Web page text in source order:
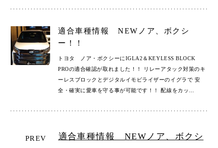
適合車種情報 NEWノア、ボクシ
ー！！
トヨタ ノア・ボクシーにIGLA2＆KEYLESS BLOCK
PROの適合確認が取れました！！ リレーアタック対策のキ
ーレスブロックとデジタルイモビライザーのイグラで 安
全・確実に愛車を守る事が可能です！！ 配線をカッ
PREV
適合車種情報 NEWノア、ボクシ